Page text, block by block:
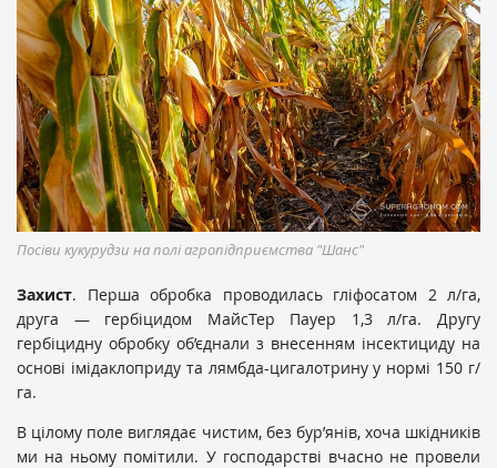
Посіви кукурудзи на полі агропідприємства "Шанс"
Захист. Перша обробка проводилась гліфосатом 2 л/га,
друга — гербіцидом МайсТер Пауер 1,3 л/га. Другу
гербіцидну обробку об’єднали з внесенням інсектициду на
основі імідаклоприду та лямбда-цигалотрину у нормі 150 г/
га.
В цілому поле виглядає чистим, без бур’янів, хоча шкідників
ми на ньому помітили. У господарстві вчасно не провели